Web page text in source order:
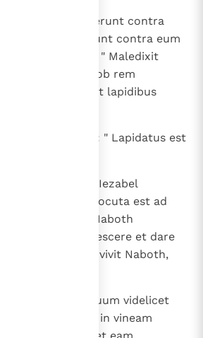
viri filii Belial sederunt contra
diabolici, dixerunt contra eum
multitudine: " Maledixit
regem ". Quam ob rem
extra civitatem et lapidibus
Iezabel dicentes: " Lapidatus est
cum audisset Iezabel
et mortuum, locuta est ad
posside vineam Naboth
noluit tibi acquiescere et dare
non enim vivit Naboth,
Achab, mortuum videlicet
et descendebat in vineam